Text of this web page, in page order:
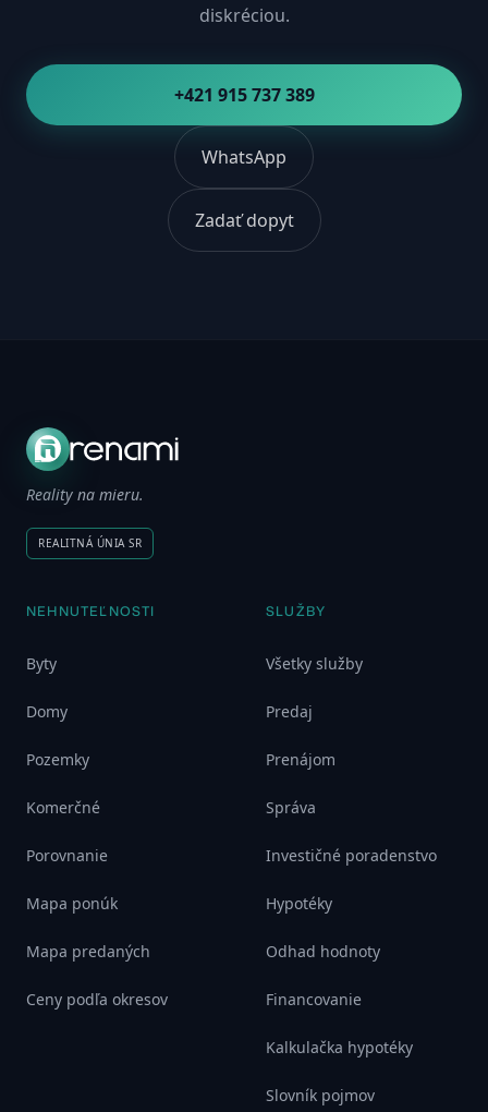
diskréciou.
+421 915 737 389
WhatsApp
Zadať dopyt
Reality na mieru.
REALITNÁ ÚNIA SR
NEHNUTEĽNOSTI
Byty
Domy
Pozemky
Komerčné
Porovnanie
Mapa ponúk
Mapa predaných
Ceny podľa okresov
SLUŽBY
Všetky služby
Predaj
Prenájom
Správa
Investičné poradenstvo
Hypotéky
Odhad hodnoty
Financovanie
Kalkulačka hypotéky
Slovník pojmov